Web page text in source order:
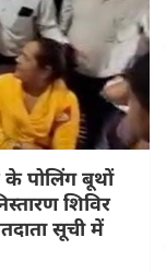
के पोलिंग बूथों
शिविर
सूची में